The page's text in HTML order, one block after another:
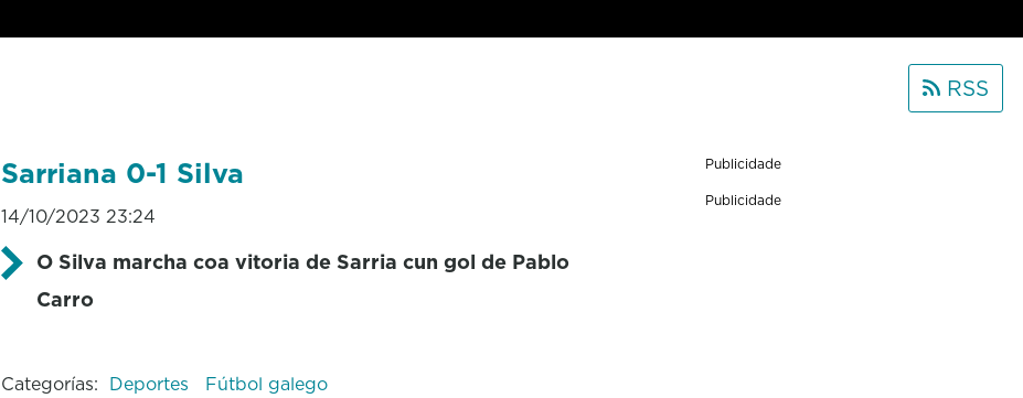
RSS
Sarriana 0-1 Silva
14/10/2023 23:24
O Silva marcha coa vitoria de Sarria cun gol de Pablo
Carro
Categorías: Deportes Fútbol galego
Publicidade
Publicidade